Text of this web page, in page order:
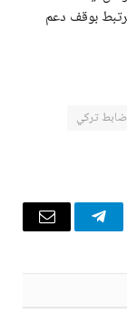
بوقف دعم
ضابط تركي
تيلقرام البريد